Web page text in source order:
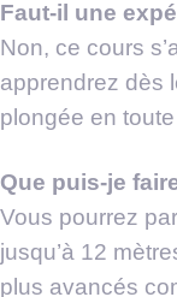
Faut-il une
Non, ce cours
apprendrez dès
plongée en
Que puis-je
Vous pourrez
jusqu’à 12
plus avancés